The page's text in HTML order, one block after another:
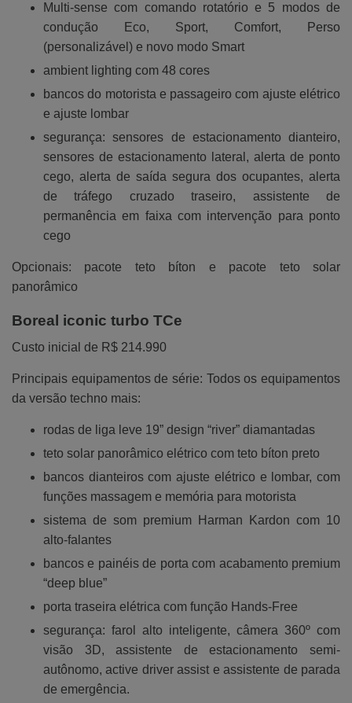
Multi-sense com comando rotatório e 5 modos de
condução Eco, Sport, Comfort, Perso
(personalizável) e novo modo Smart
ambient lighting com 48 cores
bancos do motorista e passageiro com ajuste elétrico
e ajuste lombar
segurança: sensores de estacionamento dianteiro,
sensores de estacionamento lateral, alerta de ponto
cego, alerta de saída segura dos ocupantes, alerta
de tráfego cruzado traseiro, assistente de
permanência em faixa com intervenção para ponto
cego
Opcionais: pacote teto bíton e pacote teto solar
panorâmico
Boreal iconic turbo TCe
Custo inicial de R$ 214.990
Principais equipamentos de série: Todos os equipamentos
da versão techno mais:
rodas de liga leve 19” design “river” diamantadas
teto solar panorâmico elétrico com teto bíton preto
bancos dianteiros com ajuste elétrico e lombar, com
funções massagem e memória para motorista
sistema de som premium Harman Kardon com 10
alto-falantes
bancos e painéis de porta com acabamento premium
“deep blue”
porta traseira elétrica com função Hands-Free
segurança: farol alto inteligente, câmera 360º com
visão 3D, assistente de estacionamento semi-
autônomo, active driver assist e assistente de parada
de emergência.